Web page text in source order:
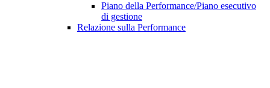
Piano della Performance/Piano esecutivo
di gestione
Relazione sulla Performance